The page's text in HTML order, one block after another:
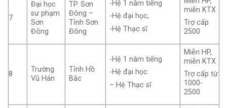
7
Đại học
sư phạm
Sơn
Đông
TP. Sơn
Đông –
Tỉnh Sơn
Đông
-Hệ 1 năm tiếng
-Hệ đại học,
-Hệ Thạc sĩ
miễn KTX
Trợ cấp
2500
8
Trường
Vũ Hán
Tỉnh Hồ
Bắc
-Hệ 1 năm tiếng
-Hệ đại học
– Hệ Thạc sĩ
Miễn HP,
miễn KTX
Trợ cấp từ
1000-
2500